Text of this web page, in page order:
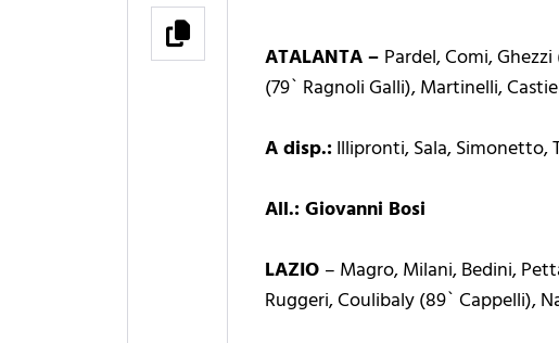
ATALANTA – Pardel, Comi,
(79` Ragnoli Galli), Martinelli,
A disp.:Illipronti, Sala, Simonetto,
All.: Giovanni Bosi
LAZIO – Magro, Milani, Bedini,
Ruggeri, Coulibaly (89` Cappelli),